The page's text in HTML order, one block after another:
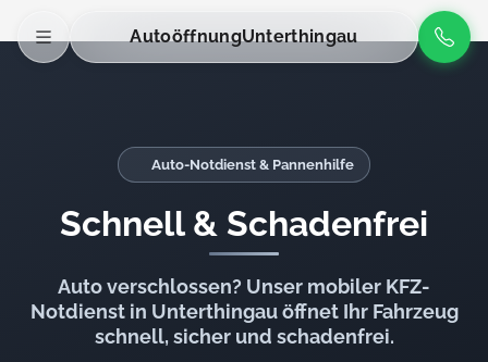
AutoöffnungUnterthingau
Auto-Notdienst & Pannenhilfe
Schnell & Schadenfrei
Auto verschlossen? Unser mobiler KFZ-
Notdienst in Unterthingau öffnet Ihr Fahrzeug
schnell, sicher und schadenfrei.